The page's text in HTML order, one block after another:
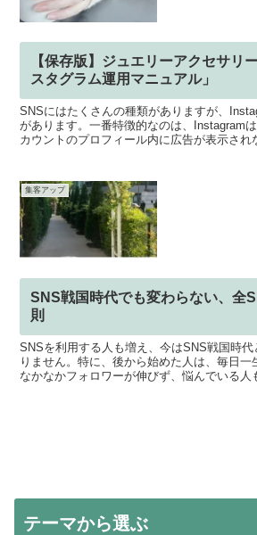
【保存版】ジュエリーアクセサリ
スタグラム運用マニュアル」
SNSにはたくさんの種類がありますが、
があります。一番特徴的なのは、Instagram
カウントのプロフィール内に広告が表示され
集客アップ
SNS戦国時代でも変わらない、全
則
SNSを利用する人も増え、今はSNS戦国時
りません。特に、後から始めた人は、毎日一
なかなかフォロワーが伸びず、悩んでいる人
テーマから選ぶ